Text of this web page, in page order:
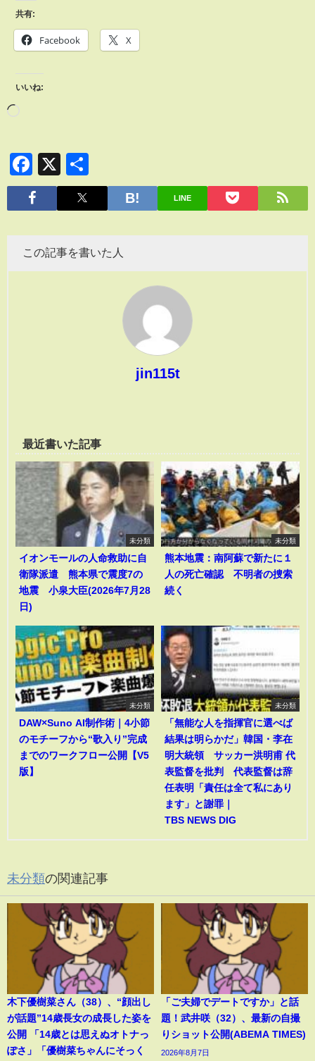
共有:
Facebook X
いいね:
Facebook
X
有
LINE
この記事を書いた人
jin115t
最近書いた記事
未分類
イオンモールの人命救助に自
衛隊派遣 熊本県で震度7の
地震 小泉大臣(2026年7月28
日)
未分類
熊本地震：南阿蘇で新たに１
人の死亡確認 不明者の捜索
続く
未分類
DAW×Suno AI制作術｜4小節
のモチーフから“歌入り”完成
までのワークフロー公開【V5
版】
未分類
「無能な人を指揮官に選べば
結果は明らかだ」韓国・李在
明大統領 サッカー洪明甫 代
表監督を批判 代表監督は辞
任表明「責任は全て私にあり
ます」と謝罪｜
TBS NEWS DIG
未分類の関連記事
木下優樹菜さん（38）、“顔出し
が話題”14歳長女の成長した姿を
公開 「14歳とは思えぬオトナっ
ぽさ」「優樹菜ちゃんにそっく
「ご夫婦でデートですか」と話
題！武井咲（32）、最新の自撮
りショット公開(ABEMA TIMES)
2026年8月7日